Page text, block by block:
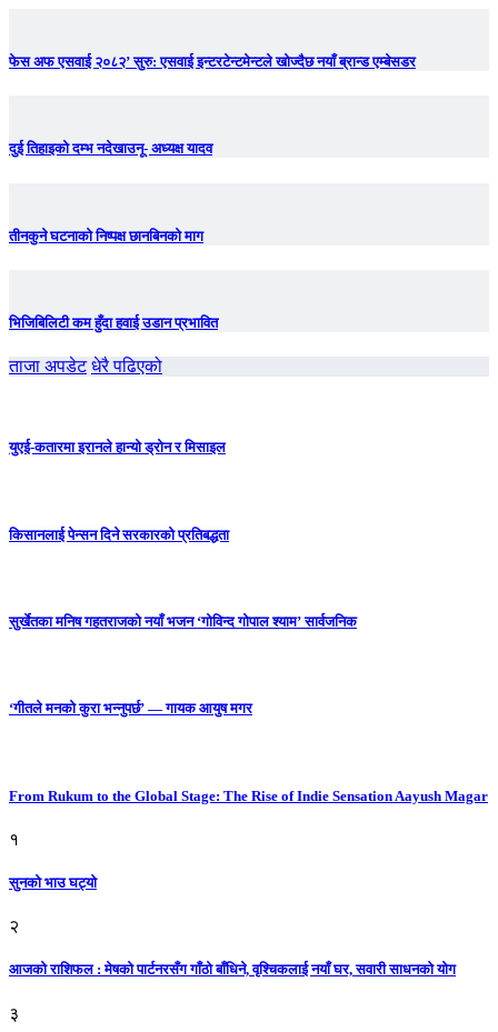
फेस अफ एसवाई २०८२’ सुरु: एसवाई इन्टरटेन्टमेन्टले खोज्दैछ नयाँ ब्रान्ड एम्बेसडर
दुई तिहाइको दम्भ नदेखाउनू- अध्यक्ष यादव
तीनकुने घटनाकाे निष्पक्ष छानबिनकाे माग
भिजिबिलिटी कम हुँदा हवाई उडान प्रभावित
ताजा अपडेट धेरै पढिएको
युएई-कतारमा इरानले हान्यो ड्रोन र मिसाइल
किसानलाई पेन्सन दिने सरकारको प्रतिबद्धता
सुर्खेतका मनिष गहतराजको नयाँ भजन ‘गोविन्द गोपाल श्याम’ सार्वजनिक
‘गीतले मनको कुरा भन्नुपर्छ’ — गायक आयुष मगर
From Rukum to the Global Stage: The Rise of Indie Sensation Aayush Magar
१
सुनको भाउ घट्याे
२
आजको राशिफल : मेषको पार्टनरसँग गाँठो बाँधिने, वृश्चिकलाई नयाँ घर, सवारी साधनकाे याेग
३